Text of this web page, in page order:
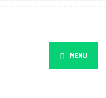
MENU